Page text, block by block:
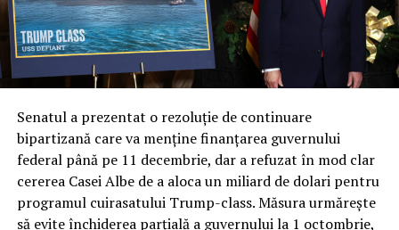
Col. Ryan Frazier a explicat că nucleul acestei noi etape
este diversificarea capacităților. Prin explorarea unor
inovații și tehnologii unice, Forța Spațială urmărește să
armata va dispune de cea mai avansată tehnologie
disponibilă pe piață. Această abordare multi-vectorială
este văzută ca o plasă de siguranță strategică în fața
evoluțiilor imprevizibile din teatrele de operațiuni.
Revoluția „Flatellites”: Rocket Lab propune o
Senatul a prezentat o rezoluție de continuare
bipartizană care va menține finanțarea guvernului
federal până pe 11 decembrie, dar a refuzat în mod clar
cererea Casei Albe de a aloca un miliard de dolari pentru
programul cuirasatului Trump-class. Măsura urmărește
să evite închiderea parțială a guvernului la 1 octombrie,